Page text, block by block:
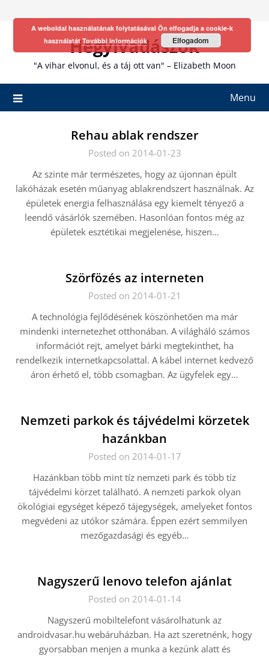
Hegyivadászok
"A vihar elvonul, és a táj ott van" – Elizabeth Moon
Menu
Rehau ablak rendszer
Posted on 2014-01-23
Az szinte már természetes, hogy az újonnan épült
lakóházak esetén műanyag ablakrendszert használnak. Az
épületek energia felhasználása egy kiemelt tényező a
leendő vásárlók szemében. Hasonlóan fontos még az
épületek esztétikai megjelenése, hiszen…
Szörfözés az interneten
Posted on 2014-01-21
A technológia fejlődésének köszönhetően ma már
mindenki internetezhet otthonában. A világháló számos
információt rejt, amelyet bárki megtekinthet, ha
rendelkezik internetkapcsolattal. A kábel internet kedvező
áron érhető el, több csomagban. Az ügyfelek egy…
Nemzeti parkok és tájvédelmi körzetek
hazánkban
Posted on 2014-01-17
Hazánkban több mint tíz nemzeti park és több tíz
tájvédelmi körzet található. A nemzeti parkok olyan
ökológiai egységet képező tájegységek, amelyeket fontos
megvédeni az utókor számára. Éppen ezért semmilyen
mezőgazdasági és egyéb…
Nagyszerű lenovo telefon ajánlat
Posted on 2014-01-14
Nagyszerű mobiltelefont vásárolhatunk az
androidvasar.hu webáruházban. Ha azt szeretnénk, hogy
gyorsabban menjen a munka a kezünk alatt és
A weboldal használatának folytatásával Ön elfogadja a cookie-k
használatátTovábbi információk Elfogadom